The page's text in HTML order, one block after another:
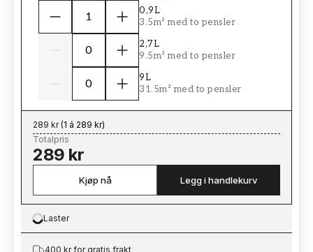
0,9L
3.5m² med to pensler
2,7L
9.5m² med to pensler
9L
31.5m² med to pensler
289 kr(1 á 289 kr)
Totalpris
289 kr
Kjøp nå Legg i handlekurv
Loading…
Laster
400 kr for gratis frakt